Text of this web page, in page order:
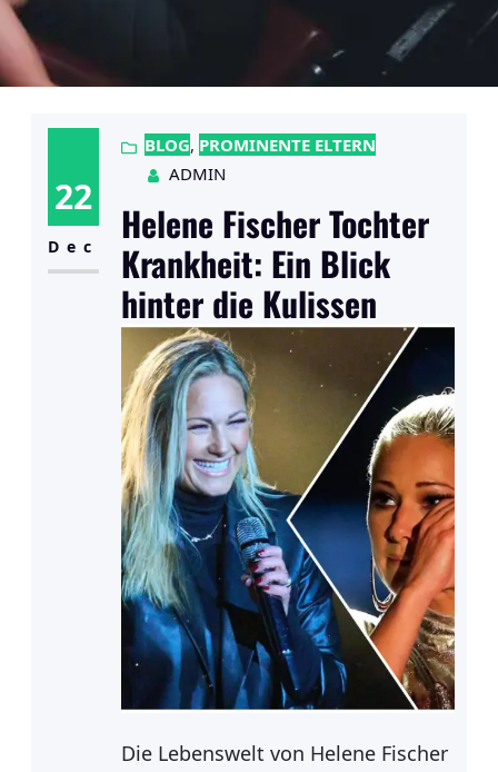
22
Dec
BLOG, PROMINENTE ELTERN
ADMIN
Helene Fischer Tochter
Krankheit: Ein Blick
hinter die Kulissen
Die Lebenswelt von Helene Fischer